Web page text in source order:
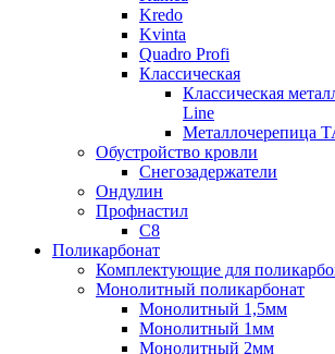
Kredo
Kvinta
Quadro Profi
Классическая
Классическая
Line
Металлочерепица
Обустройство кровли
Снегозадержатели
Ондулин
Профнастил
С8
Поликарбонат
Комплектующие для
Монолитный поликарбонат
Монолитный 1,5мм
Монолитный 1мм
Монолитный 2мм